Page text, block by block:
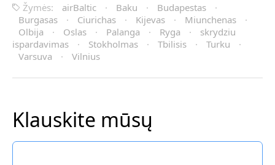
Žymės: airBaltic · Baku · Budapestas
·
Burgasas
· Ciurichas · Kijevas · Miunchenas
·
Olbija
· Oslas · Palanga · Ryga ·
skrydziu
ispardavimas
· Stokholmas · Tbilisis · Turku
·
Varsuva
· Vilnius
Klauskite mūsų